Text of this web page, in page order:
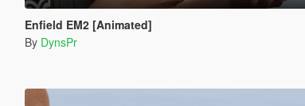
Enfield EM2 [Animated]
By DynsPr